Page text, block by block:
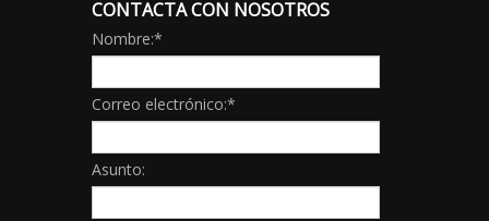
CONTACTA CON NOSOTROS
Nombre:*
Correo electrónico:*
Asunto: